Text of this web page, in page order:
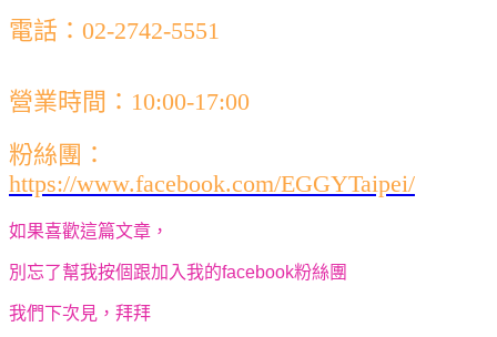
電話：02-2742-5551
營業時間：10:00-17:00
粉絲團：
https://www.facebook.com/EGGYTaipei/
如果喜歡這篇文章，
別忘了幫我按個跟加入我的facebook粉絲團
我們下次見，拜拜